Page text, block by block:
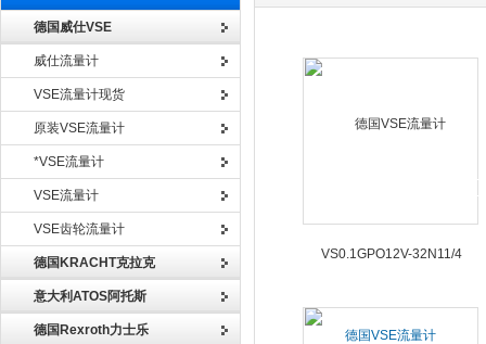
德国威仕VSE
威仕流量计
VSE流量计现货
原装VSE流量计
*VSE流量计
VSE流量计
VSE齿轮流量计
德国KRACHT克拉克
意大利ATOS阿托斯
德国Rexroth力士乐
德国VSE流量计